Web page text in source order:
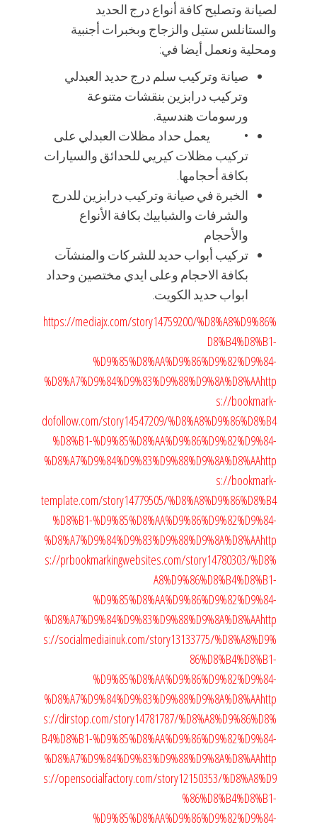
لصيانة وتصليح كافة أنواع درج الحديد
والستانلس ستيل والزجاج وبخبرات أجنبية
ومحلية ونعمل أيضا في:
صيانة وتركيب سلم درج حديد العبدلي
وتركيب درابزين بنقشات متنوعة
ورسومات هندسية.
• يعمل حداد مظلات العبدلي على
تركيب مظلات كيريي للحدائق والسيارات
بكافة أحجامها.
الخبرة في صيانة وتركيب درابزين للدرج
والشرفات والشبابيك بكافة الأنواع
والأحجام
تركيب أبواب حديد للشركات والمنشآت
بكافة الاحجام وعلى ايدي مختصين وحداد
ابواب حديد الكويت.
https://mediajx.com/story14759200/%D8%A8%D9%86%
D8%B4%D8%B1-
%D9%85%D8%AA%D9%86%D9%82%D9%84-
%D8%A7%D9%84%D9%83%D9%88%D9%8A%D8%AAhttp
s://bookmark-
dofollow.com/story14547209/%D8%A8%D9%86%D8%B4
%D8%B1-%D9%85%D8%AA%D9%86%D9%82%D9%84-
%D8%A7%D9%84%D9%83%D9%88%D9%8A%D8%AAhttp
s://bookmark-
template.com/story14779505/%D8%A8%D9%86%D8%B4
%D8%B1-%D9%85%D8%AA%D9%86%D9%82%D9%84-
%D8%A7%D9%84%D9%83%D9%88%D9%8A%D8%AAhttp
s://prbookmarkingwebsites.com/story14780303/%D8%
A8%D9%86%D8%B4%D8%B1-
%D9%85%D8%AA%D9%86%D9%82%D9%84-
%D8%A7%D9%84%D9%83%D9%88%D9%8A%D8%AAhttp
s://socialmediainuk.com/story13133775/%D8%A8%D9%
86%D8%B4%D8%B1-
%D9%85%D8%AA%D9%86%D9%82%D9%84-
%D8%A7%D9%84%D9%83%D9%88%D9%8A%D8%AAhttp
s://dirstop.com/story14781787/%D8%A8%D9%86%D8%
B4%D8%B1-%D9%85%D8%AA%D9%86%D9%82%D9%84-
%D8%A7%D9%84%D9%83%D9%88%D9%8A%D8%AAhttp
s://opensocialfactory.com/story12150353/%D8%A8%D9
%86%D8%B4%D8%B1-
%D9%85%D8%AA%D9%86%D9%82%D9%84-